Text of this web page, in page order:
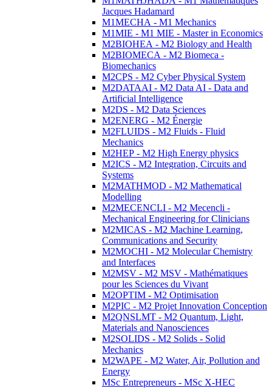
Jacques Hadamard
M1MECHA - M1 Mechanics
M1MIE - M1 MIE - Master in Economics
M2BIOHEA - M2 Biology and Health
M2BIOMECA - M2 Biomeca -
Biomechanics
M2CPS - M2 Cyber Physical System
M2DATAAI - M2 Data AI - Data and
Artificial Intelligence
M2DS - M2 Data Sciences
M2ENERG - M2 Énergie
M2FLUIDS - M2 Fluids - Fluid
Mechanics
M2HEP - M2 High Energy physics
M2ICS - M2 Integration, Circuits and
Systems
M2MATHMOD - M2 Mathematical
Modelling
M2MECENCLI - M2 Mecencli -
Mechanical Engineering for Clinicians
M2MICAS - M2 Machine Learning,
Communications and Security
M2MOCHI - M2 Molecular Chemistry
and Interfaces
M2MSV - M2 MSV - Mathématiques
pour les Sciences du Vivant
M2OPTIM - M2 Optimisation
M2PIC - M2 Projet Innovation Conception
M2QNSLMT - M2 Quantum, Light,
Materials and Nanosciences
M2SOLIDS - M2 Solids - Solid
Mechanics
M2WAPE - M2 Water, Air, Pollution and
Energy
MSc Entrepreneurs - MSc X-HEC